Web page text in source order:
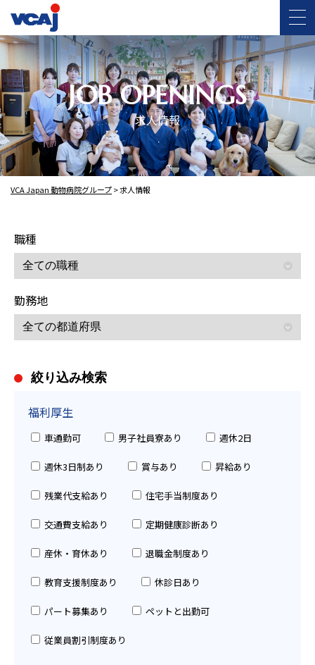
JOB OPENINGS
求人情報
VCA Japan 動物病院グループ>求人情報
職種
勤務地
絞り込み検索
福利厚生
車通勤可 男子社員寮あり 週休2日
週休3日制あり 賞与あり 昇給あり
残業代支給あり 住宅手当制度あり
交通費支給あり 定期健康診断あり
産休・育休あり 退職金制度あり
教育支援制度あり 休診日あり
パート募集あり ペットと出勤可
従業員割引制度あり